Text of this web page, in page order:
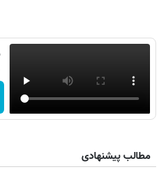
مطالب پیشنهادی